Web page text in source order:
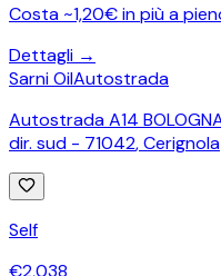
Costa ~1,20€ in più a
Dettagli →
Sarni OilAutostrada
Autostrada A14
dir. sud - 71042,Cerignola
Self
€2,038